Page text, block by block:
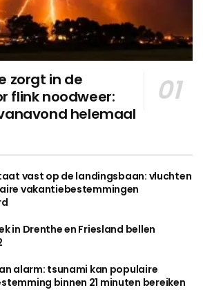
zorgt in de
flink noodweer:
helemaal
vast op de landingsbaan: vluchten
vakantiebestemmingen
in Drenthe en Friesland bellen
alarm: tsunami kan populaire
binnen 21 minuten bereiken